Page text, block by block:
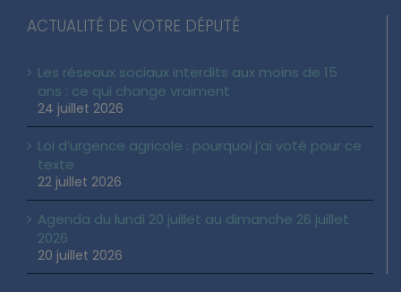
ACTUALITÉ DE VOTRE DÉPUTÉ
Les réseaux sociaux interdits aux moins de 15
ans : ce qui change vraiment
24 juillet 2026
Loi d’urgence agricole : pourquoi j’ai voté pour ce
texte
22 juillet 2026
Agenda du lundi 20 juillet au dimanche 26 juillet
2026
20 juillet 2026